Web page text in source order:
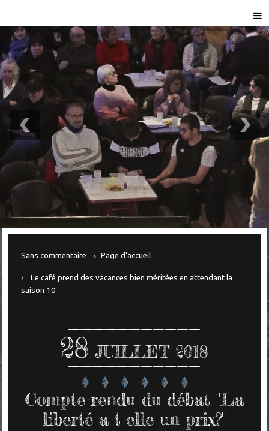
Sans commentaire Page d'accueil
Le café prend des vacances bien méritées en attendant la
saison 10
28 JUILLET 2018
Compte-rendu du débat "La
liberté a-t-elle un prix?"